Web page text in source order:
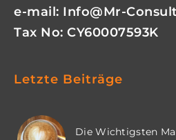
e-mail: Info@mr-
Tax No: CY60007593K
Letzte Beiträge
Die Wichtigsten